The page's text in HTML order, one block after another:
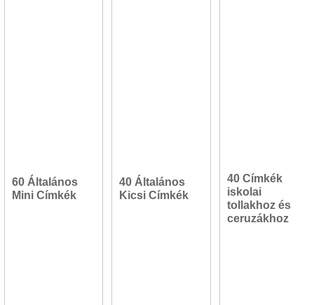
60 Általános
Mini Címkék
40 Általános
Kicsi Címkék
40 Címkék
iskolai
tollakhoz és
ceruzákhoz